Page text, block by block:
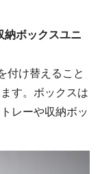
納ボックスユニ
付け替えること
す。ボックスは
レーや収納ボッ